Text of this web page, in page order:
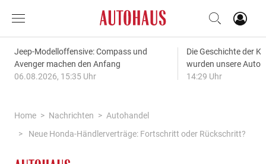
Jeep-Modelloffensive: Compass und
Avenger machen den Anfang
06.08.2026, 15:35 Uhr
Die Geschichte der
wurden unsere
14:29 Uhr
Home Nachrichten
Autohandel
Neue Honda-Händlerverträge: Fortschritt oder Rückschritt?